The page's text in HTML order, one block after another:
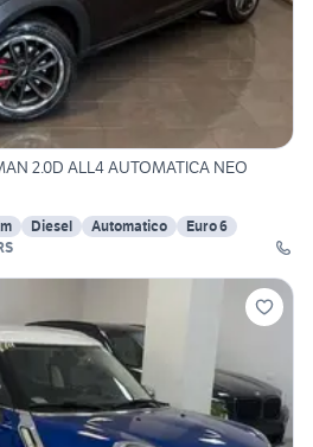
2.0D ALL4 AUTOMATICA NEO
Diesel Automatico
Euro 6